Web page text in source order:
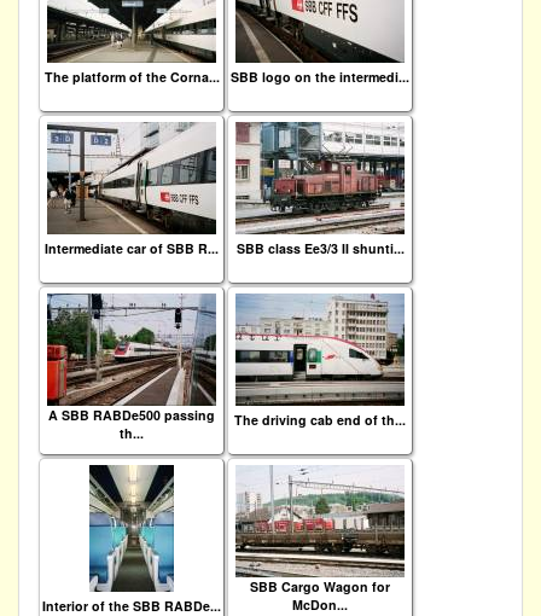
The platform of the Corna... SBB logo on the intermedi...
Intermediate car of SBB R... SBB class Ee3/3 II shunti...
A SBB RABDe500 passing
th...
The driving cab end of th...
Interior of the SBB RABDe...
SBB Cargo Wagon for
McDon...